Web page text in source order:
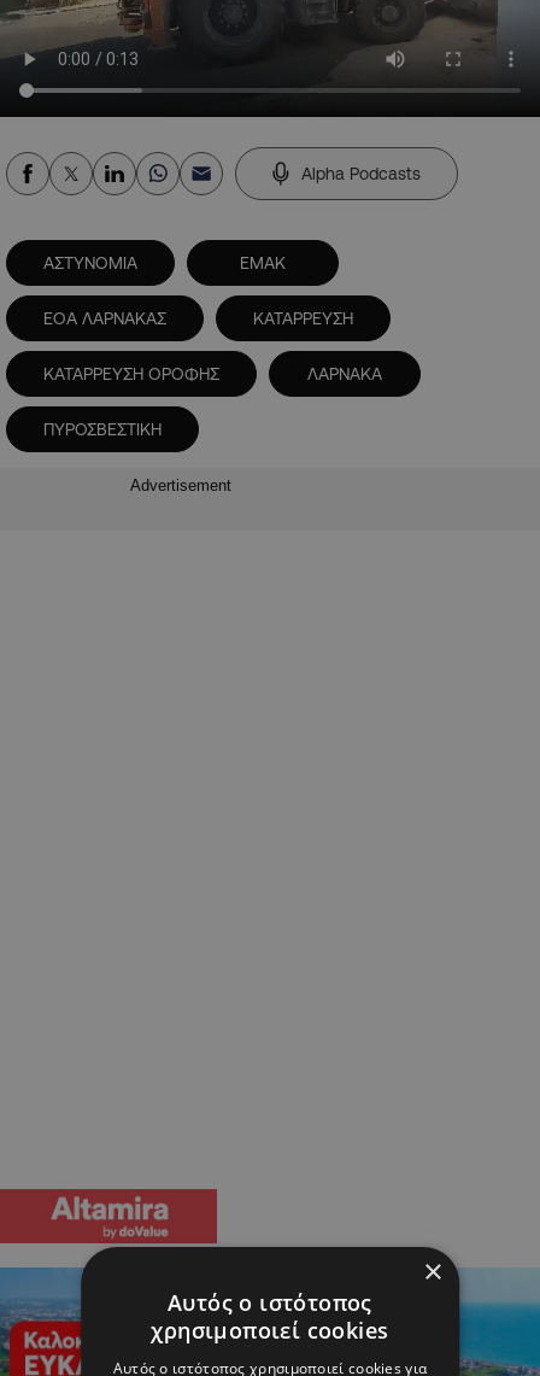
Alpha Podcasts
ΑΣΤΥΝΟΜΙΑ ΕΜΑΚ
ΕΟΑ ΛΑΡΝΑΚΑΣ ΚΑΤΑΡΡΕΥΣΗ
ΚΑΤΑΡΡΕΥΣΗ ΟΡΟΦΗΣ ΛΑΡΝΑΚΑ
ΠΥΡΟΣΒΕΣΤΙΚΗ
Advertisement
×
Αυτός ο ιστότοπος
χρησιμοποιεί cookies
Αυτός ο ιστότοπος χρησιμοποιεί cookies για